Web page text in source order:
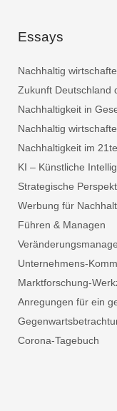
Essays
Nachhaltig
Zukunft Deutschland
Nachhaltigkeit in
Nachhaltig
Nachhaltigkeit im
KI – Künstliche
Strategische
Werbung für
Führen & Managen
Unternehmens-
Marktforschung-
Anregungen für ein
Corona-Tagebuch